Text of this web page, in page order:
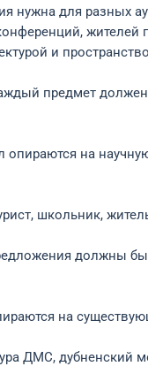
нужна для разных
жителей
и
предмет
опираются на
школьник,
должны
на
ДМС, дубненский